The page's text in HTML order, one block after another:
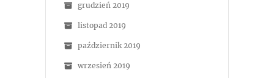
grudzień 2019
listopad 2019
październik 2019
wrzesień 2019